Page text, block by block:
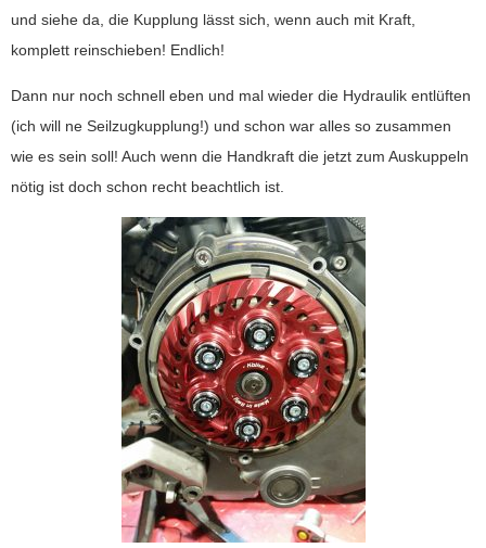
und siehe da, die Kupplung lässt sich, wenn auch mit Kraft,
komplett reinschieben! Endlich!
Dann nur noch schnell eben und mal wieder die Hydraulik entlüften
(ich will ne Seilzugkupplung!) und schon war alles so zusammen
wie es sein soll! Auch wenn die Handkraft die jetzt zum Auskuppeln
nötig ist doch schon recht beachtlich ist.